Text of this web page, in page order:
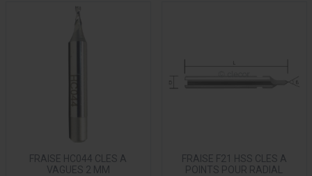
FRAISE HC044 CLES A
VAGUES 2 MM
FRAISE F21 HSS CLES A
POINTS POUR RADIAL